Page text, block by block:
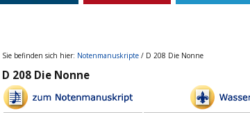
Sie befinden sich hier: Notenmanuskripte / D 208 Die Nonne
D 208 Die Nonne